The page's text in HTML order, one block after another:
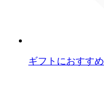
ギフトにおすすめ